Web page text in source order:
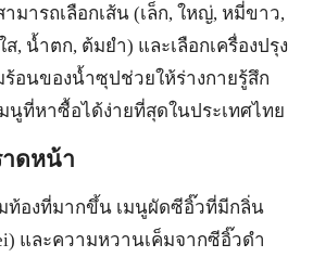
มารถเลือกเส้น (เล็ก, ใหญ่, หมี่ขาว,
, น้ำตก, ต้มยำ) และเลือกเครื่องปรุง
อนของน้ำซุปช่วยให้ร่างกายรู้สึก
นูที่หาซื้อได้ง่ายที่สุดในประเทศไทย
าดหน้า
ท้องที่มากขึ้น เมนูผัดซีอิ๊วที่มีกลิ่น
และความหวานเค็มจากซีอิ๊วดำ